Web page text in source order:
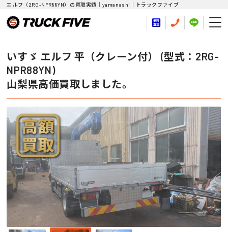
エルフ（2RG-NPR88YN）の買取実績｜yamanashi｜トラックファイブ
いすゞ エルフ 平（クレーン付） (型式：2RG-
NPR88YN)
山梨県高価買取しました。